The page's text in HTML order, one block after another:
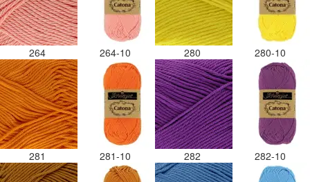
264 264-10 280 280-10
281 281-10 282 282-10